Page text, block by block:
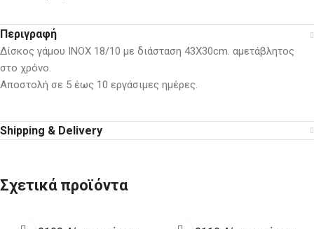
Περιγραφή
Δίσκος γάμου ΙΝΟΧ 18/10 με διάσταση 43Χ30cm. αμετάβλητος
στο χρόνο.
Αποστολή σε 5 έως 10 εργάσιμες ημέρες.
Shipping & Delivery
Σχετικά προϊόντα